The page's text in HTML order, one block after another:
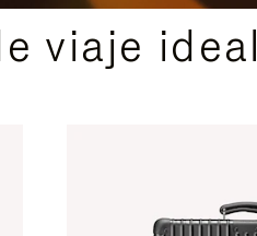
viaje ideal